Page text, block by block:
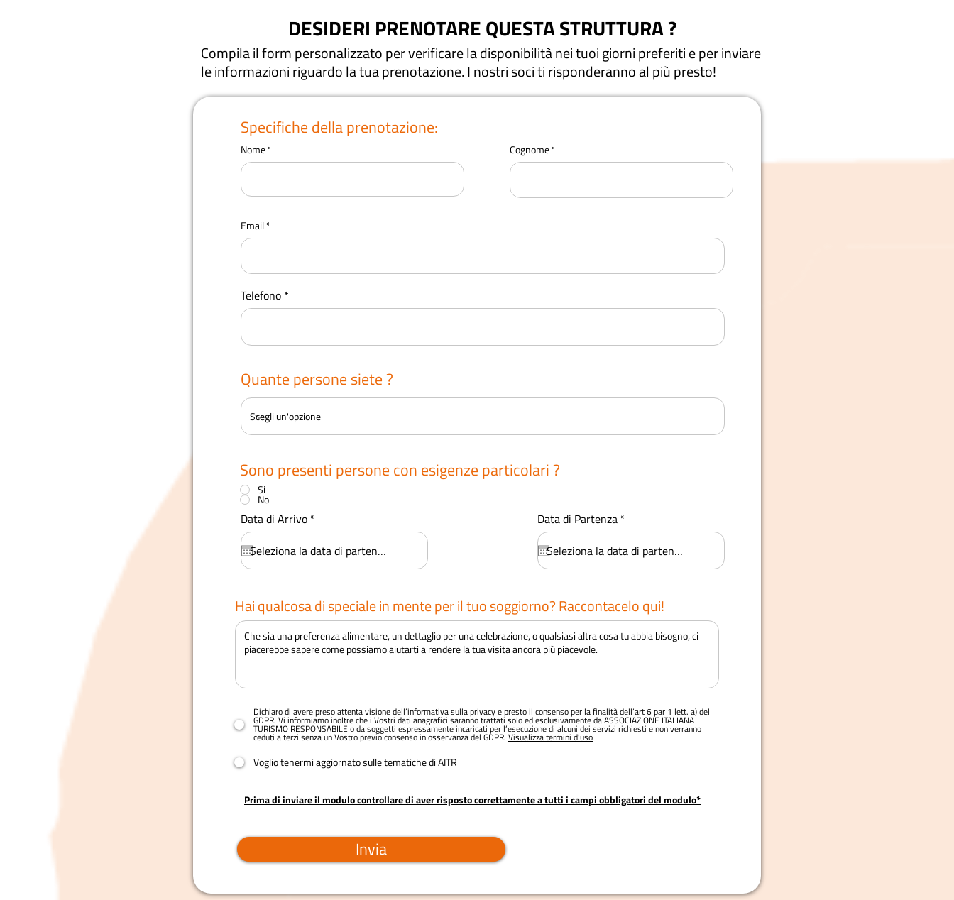
DESIDERI PRENOTARE QUESTA STRUTTURA ?
Compila il form personalizzato per verificare la disponibilità nei tuoi giorni preferiti e per inviare
le informazioni riguardo la tua prenotazione.I nostri soci ti risponderanno al più presto!
Specifiche della prenotazione:
Nome Cognome
Email
Telefono
Quante persone siete ?
Sono presenti persone con esigenze particolari ?
Si
No
Data di Arrivo *
e
u
r
d
Data di Partenza *
e
u
r
d
Hai qualcosa di speciale in mente per il tuo soggiorno? Raccontacelo qui!
Dichiaro di avere preso attenta visione dell’informativa sulla privacy e presto il consenso per la finalità dell’art 6 par 1 lett. a) del
GDPR. Vi informiamo inoltre che i Vostri dati anagrafici saranno trattati solo ed esclusivamente da ASSOCIAZIONE ITALIANA
TURISMO RESPONSABILE o da soggetti espressamente incaricati per l’esecuzione di alcuni dei servizi richiesti e non verranno
ceduti a terzi senza un Vostro previo consenso in osservanza del GDPR. Visualizza termini d'uso
Voglio tenermi aggiornato sulle tematiche di AITR
Prima di inviare il modulo controllare di aver risposto correttamente a tutti i campi obbligatori del modulo*
Invia